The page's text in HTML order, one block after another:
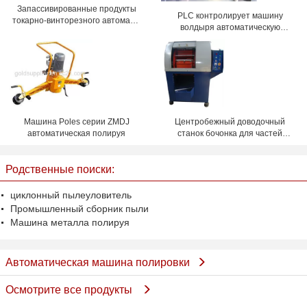
Запассивированные продукты
токарно-винторезного автомата,
винта
PLC контролирует машину
волдыря автоматическую
Cartoning при скорость
регулируя инвертором
Машина Poles серии ZMDJ
автоматическая полируя
Центробежный доводочный
станок бочонка для частей
Родственные поиски:
циклонный пылеуловитель
Промышленный сборник пыли
Машина металла полируя
Автоматическая машина полировки
Осмотрите все продукты